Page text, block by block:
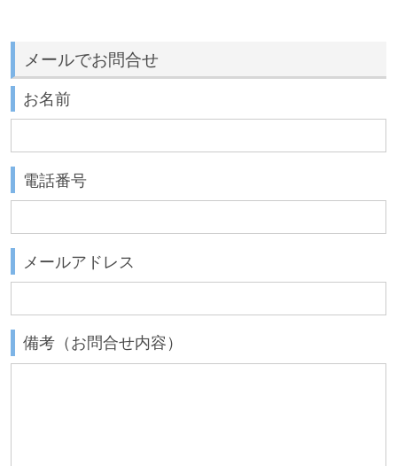
メールでお問合せ
お名前
電話番号
メールアドレス
備考（お問合せ内容）